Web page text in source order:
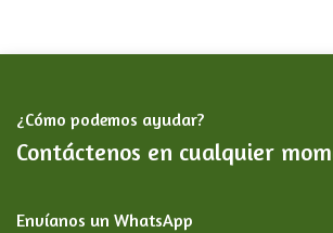
¿Cómo podemos ayudar?
Contáctenos en cualquier
Envíanos un WhatsApp